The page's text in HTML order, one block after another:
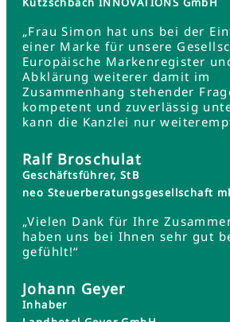
„Frau Simon hat uns bei der
einer Marke für unsere
Europäische Markenregister
Abklärung weiterer damit im
Zusammenhang stehender
kompetent und zuverlässig
kann die Kanzlei nur
Ralf Broschulat
Geschäftsführer, StB
neo Steuerberatungsgesellschaft
„Vielen Dank für Ihre
haben uns bei Ihnen sehr gut
gefühlt!“
Johann Geyer
Inhaber